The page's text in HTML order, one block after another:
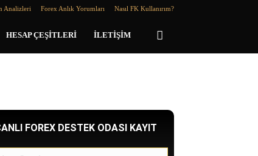
Analizleri Forex Anlık Yorumları Nasıl FK Kullanırım?
HESAP ÇEŞITLERI İLETIŞIM
FOREX DESTEK ODASI KAYIT